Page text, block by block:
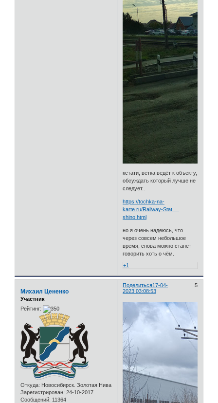
кстати, ветка ведёт к объекту,
обсуждать который лучше не
следует..
https://tochka-na-
karte.ru/Railway-Stat …
shino.html
но я очень надеюсь, что
через совсем небольшое
время, снова можно станет
говорить хоть о чём.
+1
Поделиться 5
17-04-
2023 03:08:53
Михаил Цененко
Участник
Рейтинг:
Откуда: Новосибирск. Золотая Нива
Зарегистрирован: 24-10-2017
Сообщений: 11364